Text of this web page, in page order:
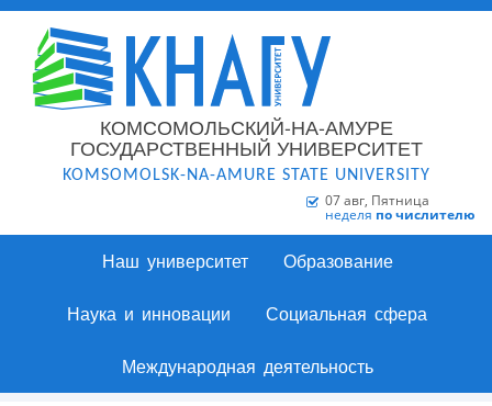
КОМСОМОЛЬСКИЙ-НА-АМУРЕ
ГОСУДАРСТВЕННЫЙ УНИВЕРСИТЕТ
KOMSOMOLSK-NA-AMURE STATE UNIVERSITY
07 авг, Пятница
неделя по числителю
Наш университет Образование
Наука и инновации Социальная сфера
Международная деятельность